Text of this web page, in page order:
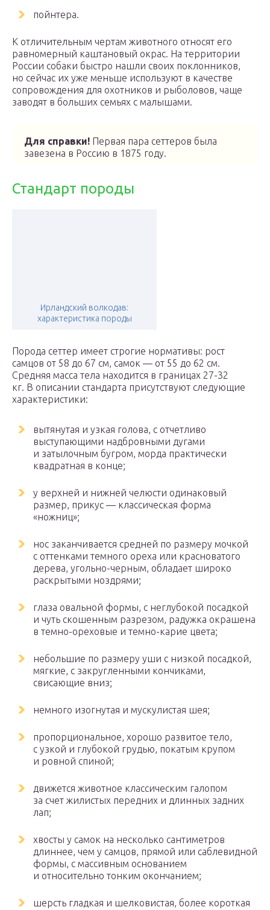
пойнтера.
К отличительным чертам животного относят его
равномерный каштановый окрас. На территории
России собаки быстро нашли своих поклонников,
но сейчас их уже меньше используют в качестве
сопровождения для охотников и рыболовов, чаще
заводят в больших семьях с малышами.
Для справки! Первая пара сеттеров была
завезена в Россию в 1875 году.
Стандарт породы
Ирландский волкодав:
характеристика породы
Порода сеттер имеет строгие нормативы: рост
самцов от 58 до 67 см, самок — от 55 до 62 см.
Средняя масса тела находится в границах 27-32
кг. В описании стандарта присутствуют следующие
характеристики:
вытянутая и узкая голова, с отчетливо
выступающими надбровными дугами
и затылочным бугром, морда практически
квадратная в конце;
у верхней и нижней челюсти одинаковый
размер, прикус — классическая форма
«ножниц»;
нос заканчивается средней по размеру мочкой
с оттенками темного ореха или красноватого
дерева, угольно-черным, обладает широко
раскрытыми ноздрями;
глаза овальной формы, с неглубокой посадкой
и чуть скошенным разрезом, радужка окрашена
в темно-ореховые и темно-карие цвета;
небольшие по размеру уши с низкой посадкой,
мягкие, с закругленными кончиками,
свисающие вниз;
немного изогнутая и мускулистая шея;
пропорциональное, хорошо развитое тело,
с узкой и глубокой грудью, покатым крупом
и ровной спиной;
движется животное классическим галопом
за счет жилистых передних и длинных задних
лап;
хвосты у самок на несколько сантиметров
длиннее, чем у самцов, прямой или саблевидной
формы, с массивным основанием
и относительно тонким окончанием;
шерсть гладкая и шелковистая, более короткая